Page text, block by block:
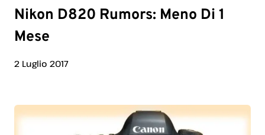
Nikon D820 Rumors: Meno Di 1
Mese
2 Luglio 2017